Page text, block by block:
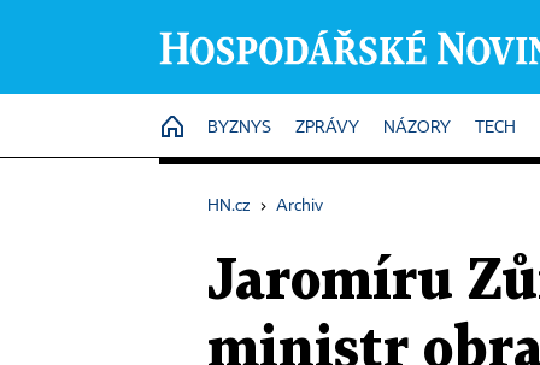
HOME
BYZNYS ZPRÁVY NÁZORY TECH
HN.cz › Archiv
Jaromíru
ministr